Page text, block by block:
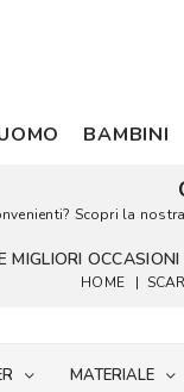
BAMBINI
Scopri la
MIGLIORI
HOME |
MATERIALE